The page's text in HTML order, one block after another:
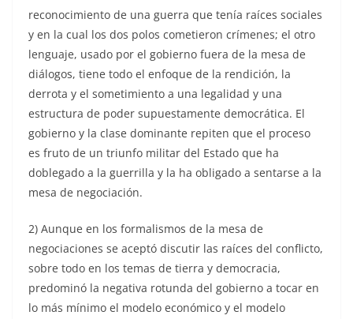
reconocimiento de una guerra que tenía raíces sociales
y en la cual los dos polos cometieron crímenes; el otro
lenguaje, usado por el gobierno fuera de la mesa de
diálogos, tiene todo el enfoque de la rendición, la
derrota y el sometimiento a una legalidad y una
estructura de poder supuestamente democrática. El
gobierno y la clase dominante repiten que el proceso
es fruto de un triunfo militar del Estado que ha
doblegado a la guerrilla y la ha obligado a sentarse a la
mesa de negociación.
2) Aunque en los formalismos de la mesa de
negociaciones se aceptó discutir las raíces del conflicto,
sobre todo en los temas de tierra y democracia,
predominó la negativa rotunda del gobierno a tocar en
lo más mínimo el modelo económico y el modelo